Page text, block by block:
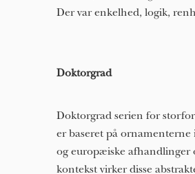
Der var enkelhed, logik,
Doktorgrad
Doktorgrad serien for
er baseret på ornamenterne
og europæiske afhandlinger
kontekst virker disse